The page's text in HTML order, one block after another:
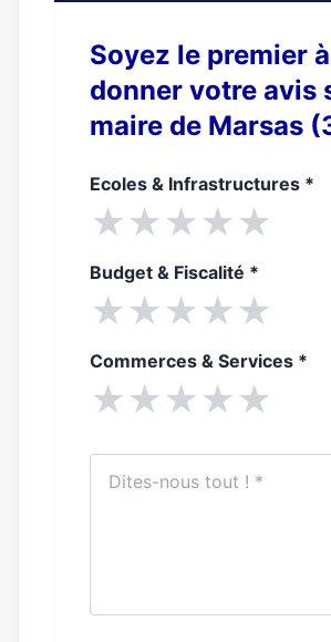
Soyez le premier à
donner votre avis
maire de Marsas
Ecoles & Infrastructures *
★★★★★
Budget & Fiscalité *
★★★★★
Commerces & Services *
★★★★★